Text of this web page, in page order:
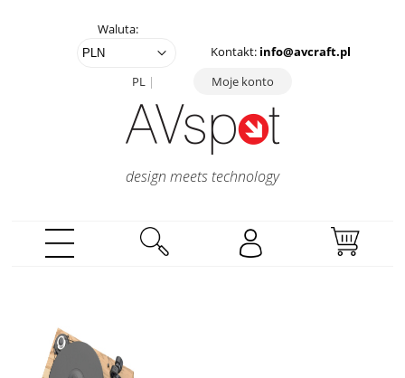
Waluta:
Kontakt: info@avcraft.pl
PL
Moje konto
design meets technology